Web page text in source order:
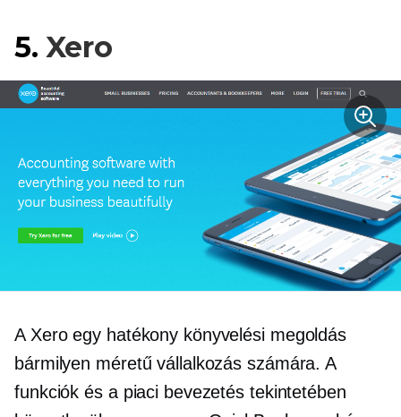
5. Xero
A Xero egy hatékony könyvelési megoldás
bármilyen méretű vállalkozás számára. A
funkciók és a piaci bevezetés tekintetében